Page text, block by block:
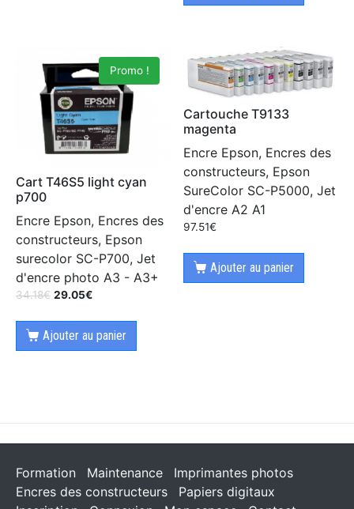
Promo !
Cart T46S5 light cyan
p700
Encre Epson, Encres des
constructeurs, Epson
surecolor SC-P700, Jet
d'encre photo A3 - A3+
34.18€ 29.05€
Ajouter au panier
Cartouche T9133
magenta
Encre Epson, Encres des
constructeurs, Epson
SureColor SC-P5000, Jet
d'encre A2 A1
97.51€
Ajouter au panier
Formation Maintenance
Imprimantes photos
Encres des constructeurs
Papiers digitaux